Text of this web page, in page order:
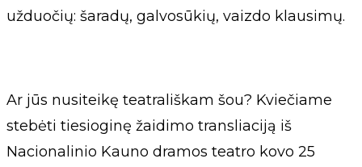
užduočių: šaradų, galvosūkių, vaizdo klausimų.
Ar jūs nusiteikę teatrališkam šou? Kviečiame
stebėti tiesioginę žaidimo transliaciją iš
Nacionalinio Kauno dramos teatro kovo 25